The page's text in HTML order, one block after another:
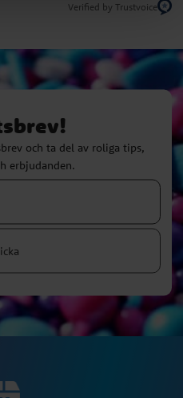
Verified by Trustvoice
och ta del av roliga tips,
erbjudanden.